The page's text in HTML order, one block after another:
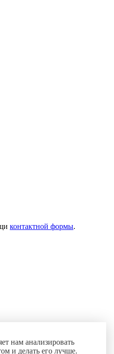
контактной формы.
нам анализировать
и делать его лучше.